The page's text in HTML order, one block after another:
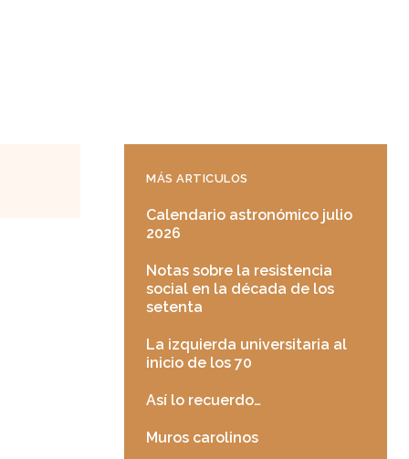
MÁS ARTICULOS
Calendario astronómico julio
2026
Notas sobre la resistencia
social en la década de los
setenta
La izquierda universitaria al
inicio de los 70
Así lo recuerdo…
Muros carolinos